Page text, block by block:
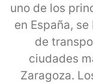
uno de los
en España,
de
ciudades
Zaragoza.